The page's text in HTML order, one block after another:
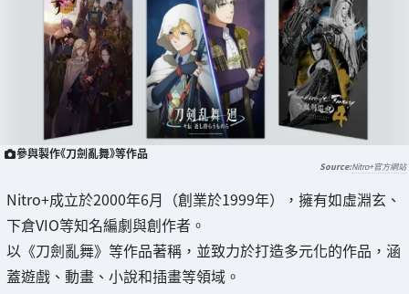
參與製作《刀劍亂舞》等作品
Nitro+官方網站
Nitro+成立於2000年6月（創業於1999年），擁有如虛淵玄、
下倉VIO等知名編劇與創作者。
以《刀劍亂舞》等作品著稱，並致力於打造多元化的作品，涵
蓋遊戲、動畫、小說和插畫等領域。